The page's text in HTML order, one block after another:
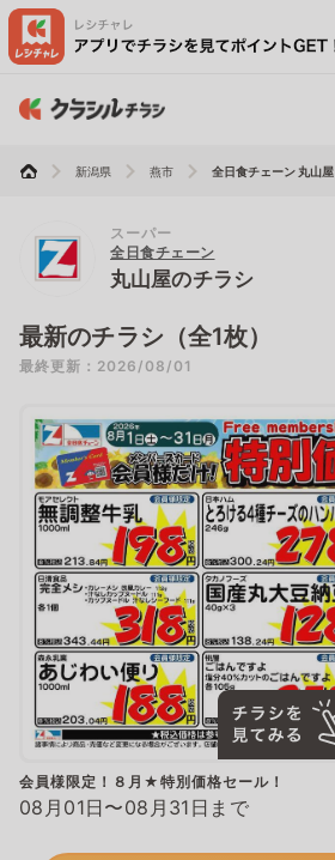
新潟県 燕市 全日食チェーン 丸山屋
スーパー
全日食チェーン
丸山屋のチラシ
最新のチラシ（全1枚）
最終更新：2026/08/01
会員様限定！８月★特別価格セール！
08月01日〜08月31日まで